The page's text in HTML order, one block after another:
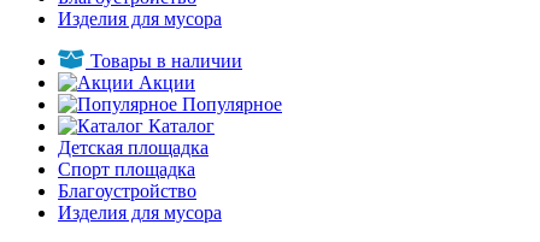
Изделия для мусора
Товары в наличии
Акции
Популярное
Каталог
Детская площадка
Спорт площадка
Благоустройство
Изделия для мусора